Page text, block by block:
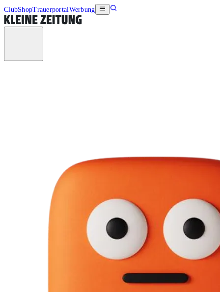
ClubShopTrauerportalWerbung